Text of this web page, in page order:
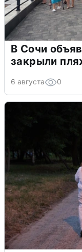
В Сочи
закрыли
6 августа 0